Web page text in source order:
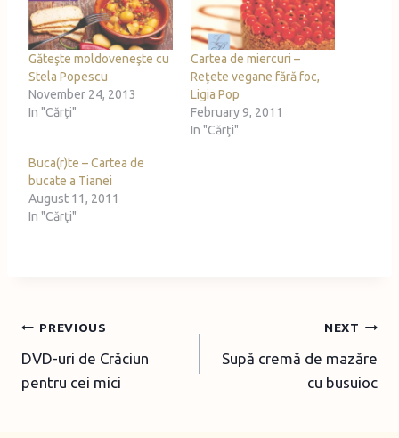
g
…
Găteşte moldoveneşte cu
Stela Popescu
November 24, 2013
In "Cărţi"
Cartea de miercuri –
Reţete vegane fără foc,
Ligia Pop
February 9, 2011
In "Cărţi"
Buca(r)te – Cartea de
bucate a Tianei
August 11, 2011
In "Cărţi"
Post
navigation
PREVIOUS
DVD-uri de Crăciun
pentru cei mici
NEXT
Supă cremă de mazăre
cu busuioc